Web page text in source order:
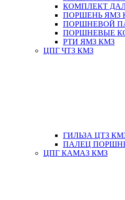
КОМПЛЕКТ
ПОРШЕНЬ ЯМЗ
ПОРШНЕВОЙ
ПОРШНЕВЫЕ
РТИ ЯМЗ КМЗ
ЦПГ ЧТЗ КМЗ
ГИЛЬЗА ЦТЗ
ПАЛЕЦ
ЦПГ КАМАЗ КМЗ